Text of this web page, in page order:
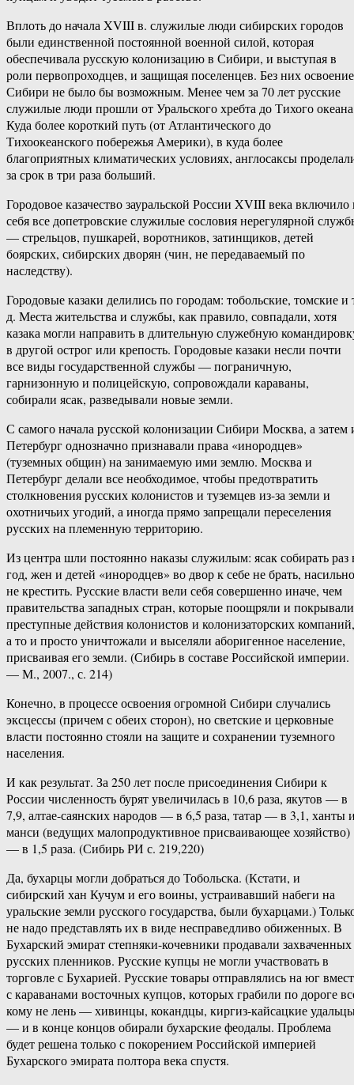
Вплоть до начала XVIII в. служилые люди сибирских городов
были единственной постоянной военной силой, которая
обеспечивала русскую колонизацию в Сибири, и выступая в
роли первопроходцев, и защищая поселенцев. Без них освоение
Сибири не было бы возможным. Менее чем за 70 лет русские
служилые люди прошли от Уральского хребта до Тихого
Куда более короткий путь (от Атлантического до
Тихоокеанского побережья Америки), в куда более
благоприятных климатических условиях, англосаксы
за срок в три раза больший.
Городовое казачество зауральской России XVIII века включило
себя все допетровские служилые сословия нерегулярной
— стрельцов, пушкарей, воротников, затинщиков, детей
боярских, сибирских дворян (чин, не передаваемый по
наследству).
Городовые казаки делились по городам: тобольские, томские и
д. Места жительства и службы, как правило, совпадали, хотя
казака могли направить в длительную служебную
в другой острог или крепость. Городовые казаки несли почти
все виды государственной службы — пограничную,
гарнизонную и полицейскую, сопровождали караваны,
собирали ясак, разведывали новые земли.
С самого начала русской колонизации Сибири Москва, а затем
Петербург однозначно признавали права «инородцев»
(туземных общин) на занимаемую ими землю. Москва и
Петербург делали все необходимое, чтобы предотвратить
столкновения русских колонистов и туземцев из-за земли и
охотничьих угодий, а иногда прямо запрещали переселения
русских на племенную территорию.
Из центра шли постоянно наказы служилым: ясак собирать раз
год, жен и детей «инородцев» во двор к себе не брать, насильно
не крестить. Русские власти вели себя совершенно иначе, чем
правительства западных стран, которые поощряли и покрывали
преступные действия колонистов и колонизаторских компаний,
а то и просто уничтожали и выселяли аборигенное население,
присваивая его земли. (Сибирь в составе Российской империи.
— М., 2007., с. 214)
Конечно, в процессе освоения огромной Сибири случались
эксцессы (причем с обеих сторон), но светские и церковные
власти постоянно стояли на защите и сохранении туземного
населения.
И как результат. За 250 лет после присоединения Сибири к
России численность бурят увеличилась в 10,6 раза, якутов — в
7,9, алтае-саянских народов — в 6,5 раза, татар — в 3,1, ханты
манси (ведущих малопродуктивное присваивающее хозяйство)
— в 1,5 раза. (Сибирь РИ с. 219,220)
Да, бухарцы могли добраться до Тобольска. (Кстати, и
сибирский хан Кучум и его воины, устраивавший набеги на
уральские земли русского государства, были бухарцами.)
не надо представлять их в виде несправедливо обиженных. В
Бухарский эмират степняки-кочевники продавали захваченных
русских пленников. Русские купцы не могли участвовать в
торговле с Бухарией. Русские товары отправлялись на юг
с караванами восточных купцов, которых грабили по дороге
кому не лень — хивинцы, кокандцы, киргиз-кайсацкие
— и в конце концов обирали бухарские феодалы. Проблема
будет решена только с покорением Российской империей
Бухарского эмирата полтора века спустя.